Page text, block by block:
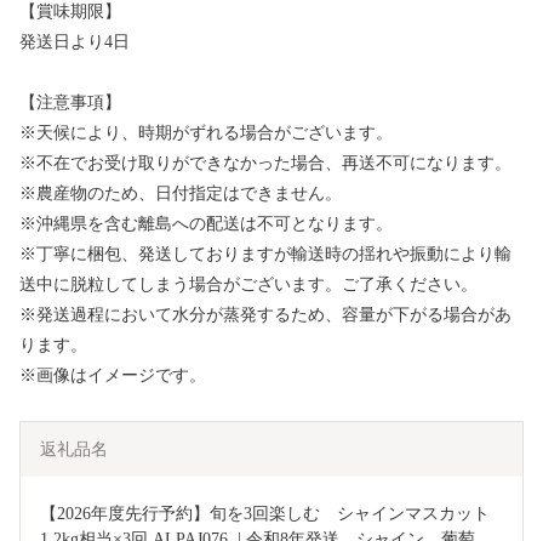
【賞味期限】
発送日より4日
【注意事項】
※天候により、時期がずれる場合がございます。
※不在でお受け取りができなかった場合、再送不可になります。
※農産物のため、日付指定はできません。
※沖縄県を含む離島への配送は不可となります。
※丁寧に梱包、発送しておりますが輸送時の揺れや振動により輸
送中に脱粒してしまう場合がございます。ご了承ください。
※発送過程において水分が蒸発するため、容量が下がる場合があ
ります。
※画像はイメージです。
返礼品名
【2026年度先行予約】旬を3回楽しむ　シャインマスカット